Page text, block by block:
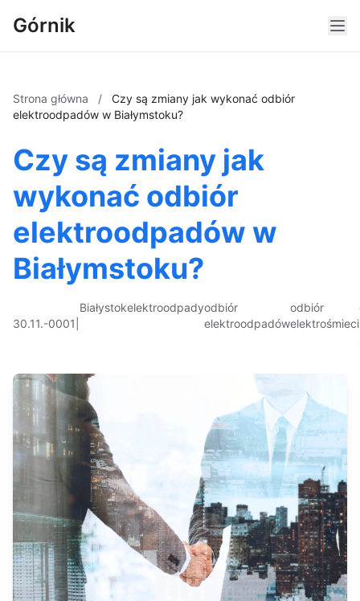
Górnik
Strona główna /
Czy są zmiany jak wykonać odbiór
elektroodpadów w Białymstoku?
Czy są zmiany jak
wykonać odbiór
elektroodpadów w
Białymstoku?
30.11.-0001
Białystokelektroodpadyodbiór
elektroodpadów
odbiór
elektrośmieci